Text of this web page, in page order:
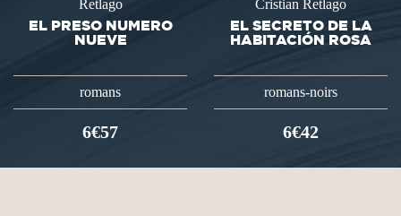
Retlago
EL PRESO NUMERO
NUEVE
romans
6€57
Cristian Retlago
EL SECRETO DE LA
HABITACIÓN ROSA
romans-noirs
6€42